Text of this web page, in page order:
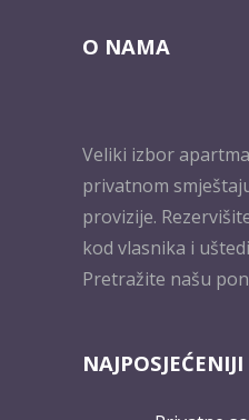
O NAMA
Veliki izbor
privatnom
provizije.
kod vlasnika i
Pretražite našu